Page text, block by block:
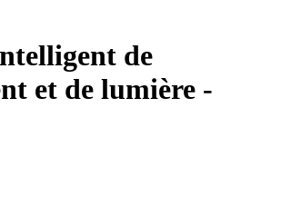
de
et de lumière -